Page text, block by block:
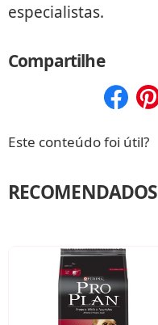
especialistas.
Compartilhe
Este conteúdo foi útil?
RECOMENDADOS